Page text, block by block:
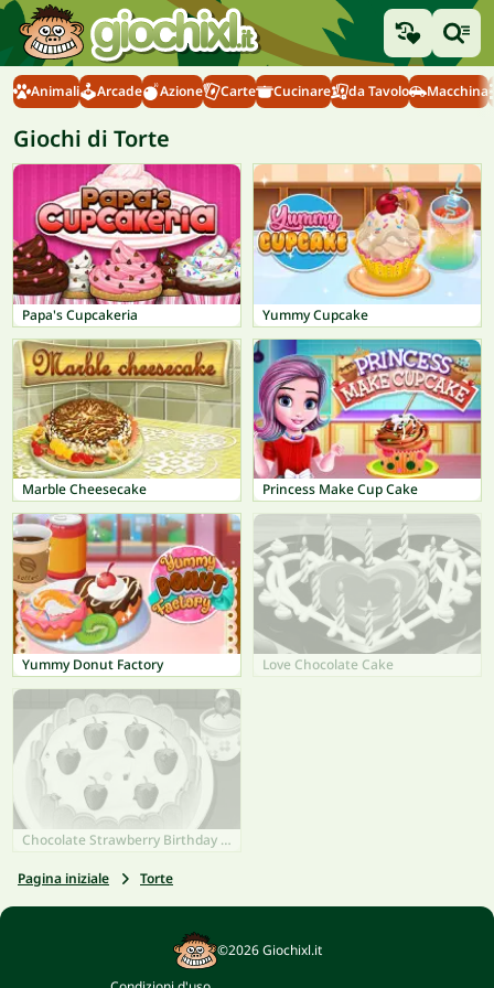
Animali Arcade Azione Carte Cucinare da Tavolo Macchina
Giochi di Torte
Papa's Cupcakeria Yummy Cupcake
Marble Cheesecake Princess Make Cup Cake
Yummy Donut Factory Love Chocolate Cake
Chocolate Strawberry Birthday Cake
Pagina iniziale Torte
©2026 Giochixl.it